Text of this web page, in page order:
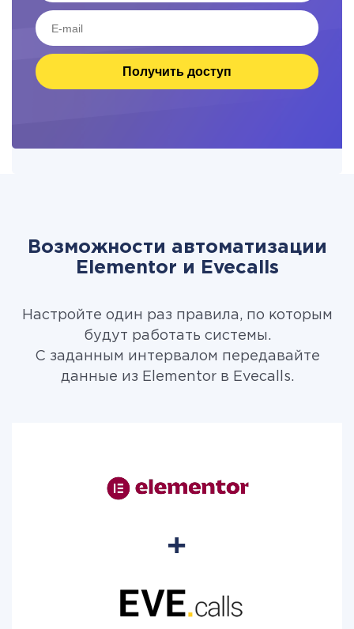
Получить доступ
Возможности автоматизации
Elementor и Evecalls
Настройте один раз правила, по которым
будут работать системы.
С заданным интервалом передавайте
данные из Elementor в Evecalls.